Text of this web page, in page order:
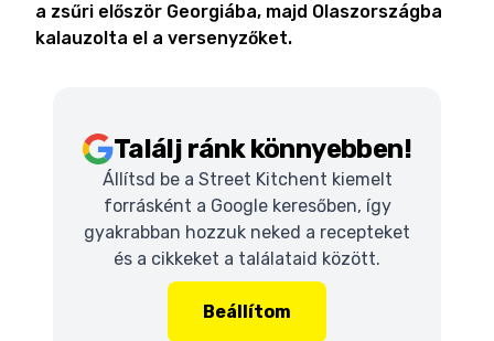
a zsűri először Georgiába, majd Olaszországba
kalauzolta el a versenyzőket.
Találj ránk könnyebben!
Állítsd be a Street Kitchent kiemelt
forrásként a Google keresőben, így
gyakrabban hozzuk neked a recepteket
és a cikkeket a találataid között.
Beállítom